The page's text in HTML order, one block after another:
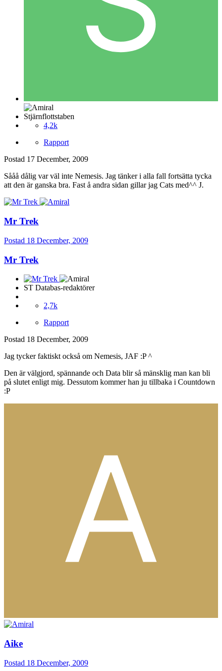
Stjärnflottstaben
4,2k
Rapport
Postad 17 December, 2009
Sååå dålig var väl inte Nemesis. Jag tänker i alla fall fortsätta tycka
att den är ganska bra. Fast å andra sidan gillar jag Cats med^^ J.
Mr Trek
Postad 18 December, 2009
Mr Trek
ST Databas-redaktörer
2,7k
Rapport
Postad 18 December, 2009
Jag tycker faktiskt också om Nemesis, JAF :P ^
Den är välgjord, spännande och Data blir så mänsklig man kan bli
på slutet enligt mig. Dessutom kommer han ju tillbaka i Countdown
:P
Aike
Postad 18 December, 2009